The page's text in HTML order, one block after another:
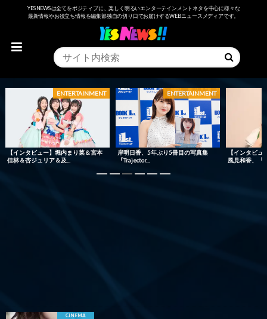
YESNEWSは全てをポジティブに、楽しく明るいエンターテインメントネタを中心に様々な
最新情報やお役立ち情報を編集部独自の切り口でお届けするWEBニュースメディアです。
ENTERTAINMENT
【インタビュー】堀内まり菜＆宮本
佳林＆杏ジュリア＆及...
ENTERTAINMENT
岸明日香、5年ぶり5冊目の写真集
『Trajector...
【インタビュ
風見和香、「
CINEMA